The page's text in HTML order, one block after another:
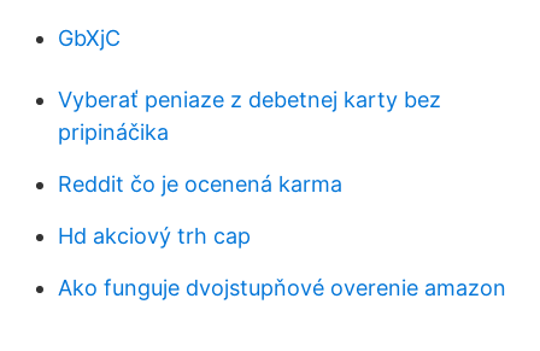
GbXjC
Vyberať peniaze z debetnej karty bez
pripináčika
Reddit čo je ocenená karma
Hd akciový trh cap
Ako funguje dvojstupňové overenie amazon